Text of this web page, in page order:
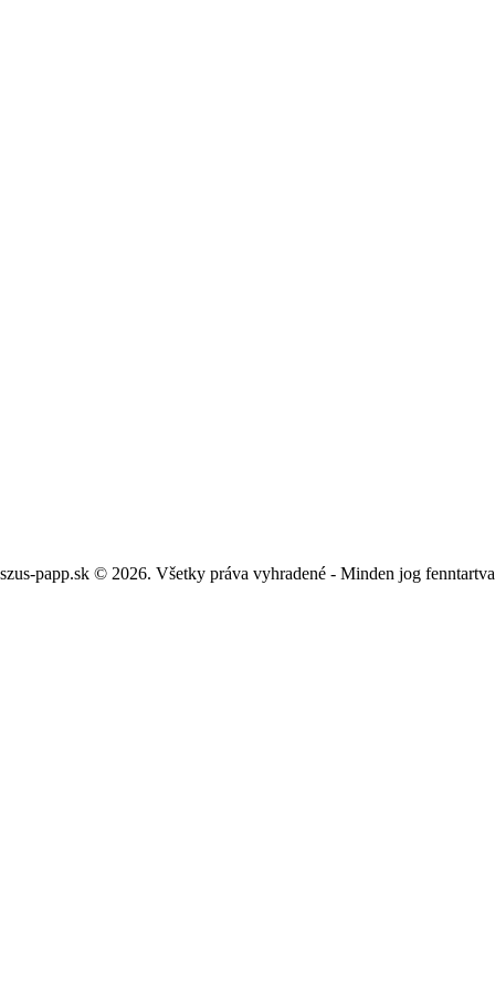
szus-papp.sk © 2026. Všetky práva vyhradené - Minden jog